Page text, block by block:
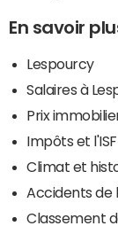
En savoir
Lespourcy
Salaires à
Prix
Impôts et
Climat et
Accidents de
Classement